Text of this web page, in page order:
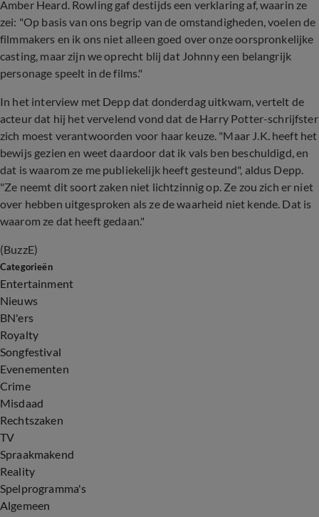
Amber Heard. Rowling gaf destijds een verklaring af, waarin ze
zei: "Op basis van ons begrip van de omstandigheden, voelen de
filmmakers en ik ons niet alleen goed over onze oorspronkelijke
casting, maar zijn we oprecht blij dat Johnny een belangrijk
personage speelt in de films."
In het interview met Depp dat donderdag uitkwam, vertelt de
acteur dat hij het vervelend vond dat de Harry Potter-schrijfster
zich moest verantwoorden voor haar keuze. "Maar J.K. heeft het
bewijs gezien en weet daardoor dat ik vals ben beschuldigd, en
dat is waarom ze me publiekelijk heeft gesteund", aldus Depp.
"Ze neemt dit soort zaken niet lichtzinnig op. Ze zou zich er niet
over hebben uitgesproken als ze de waarheid niet kende. Dat is
waarom ze dat heeft gedaan."
(BuzzE)
Categorieën
Entertainment
Nieuws
BN'ers
Royalty
Songfestival
Evenementen
Crime
Misdaad
Rechtszaken
TV
Spraakmakend
Reality
Spelprogramma's
Algemeen